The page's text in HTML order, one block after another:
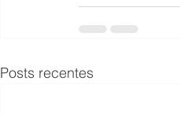
Posts recentes